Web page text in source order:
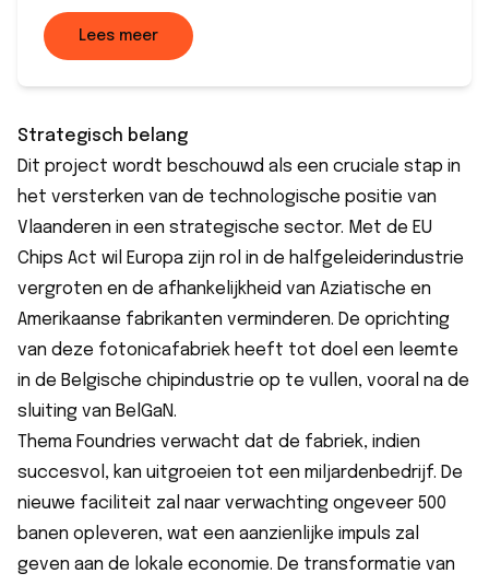
Lees meer
Strategisch belang
Dit project wordt beschouwd als een cruciale stap in
het versterken van de technologische positie van
Vlaanderen in een strategische sector. Met de EU
Chips Act wil Europa zijn rol in de halfgeleiderindustrie
vergroten en de afhankelijkheid van Aziatische en
Amerikaanse fabrikanten verminderen. De oprichting
van deze fotonicafabriek heeft tot doel een leemte
in de Belgische chipindustrie op te vullen, vooral na de
sluiting van BelGaN.
Thema Foundries verwacht dat de fabriek, indien
succesvol, kan uitgroeien tot een miljardenbedrijf. De
nieuwe faciliteit zal naar verwachting ongeveer 500
banen opleveren, wat een aanzienlijke impuls zal
geven aan de lokale economie. De transformatie van